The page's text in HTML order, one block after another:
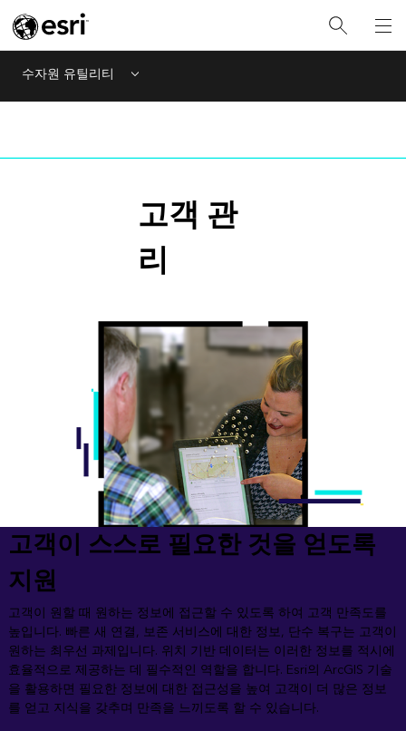
수자원 유틸리티 Menu
고객 관
리
고객이 스스로 필요한 것을 얻도록
지원
고객이 원할 때 원하는 정보에 접근할 수 있도록 하여 고객 만족도를
높입니다. 빠른 새 연결, 보존 서비스에 대한 정보, 단수 복구는 고객이
원하는 최우선 과제입니다. 위치 기반 데이터는 이러한 정보를 적시에
효율적으로 제공하는 데 필수적인 역할을 합니다. Esri의 ArcGIS 기술
을 활용하면 필요한 정보에 대한 접근성을 높여 고객이 더 많은 정보
를 얻고 지식을 갖추며 만족을 느끼도록 할 수 있습니다.